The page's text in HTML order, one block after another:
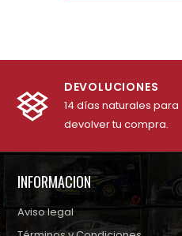
DEVOLUCIONES
14 días naturales para
devolver tu compra.
INFORMACION
Aviso legal